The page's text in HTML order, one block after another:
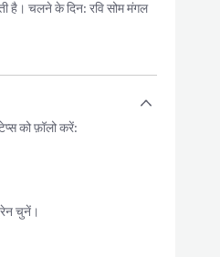
है। चलने के दिन: रवि सोम मंगल
को फ़ॉलो करें:
चुनें।